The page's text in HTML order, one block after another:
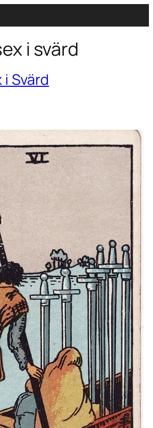
i svärd
Svärd